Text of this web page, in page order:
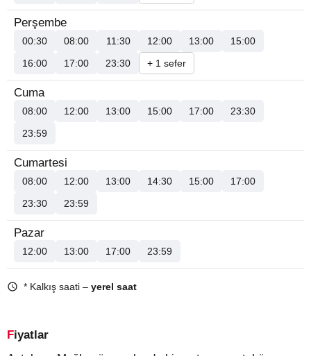
Perşembe
00:30 08:00 11:30 12:00 13:00
15:00
16:00
17:00 23:30 + 1 sefer
Cuma
08:00 12:00 13:00 15:00 17:00
23:30
23:59
Cumartesi
08:00 12:00 13:00 14:30 15:00
17:00
23:30
23:59
Pazar
12:00 13:00 17:00 23:59
* Kalkış saati – yerel saat
Fiyatlar